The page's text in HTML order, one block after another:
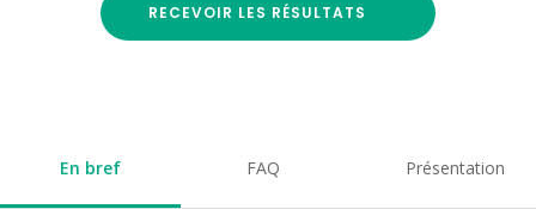
RECEVOIR LES RÉSULTATS
En bref FAQ Présentation